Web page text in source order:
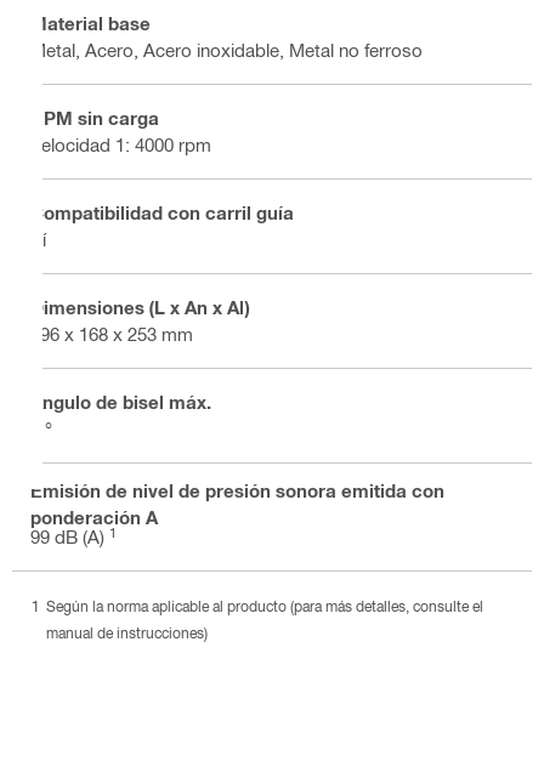
Material base
Metal, Acero, Acero inoxidable, Metal no ferroso
RPM sin carga
Velocidad 1: 4000 rpm
Compatibilidad con carril guía
Sí
Dimensiones (L x An x Al)
296 x 168 x 253 mm
Ángulo de bisel máx.
0 °
Emisión de nivel de presión sonora emitida con
ponderación A
99 dB (A) 1
Según la norma aplicable al producto (para más detalles, consulte el
manual de instrucciones)